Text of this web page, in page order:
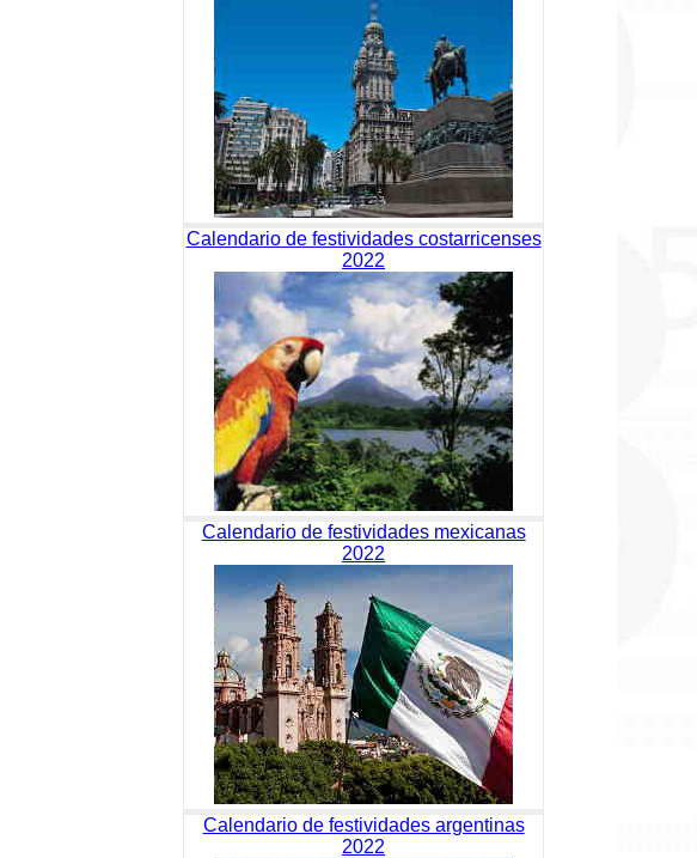
Calendario de festividades costarricenses
2022
Calendario de festividades mexicanas
2022
Calendario de festividades argentinas
2022